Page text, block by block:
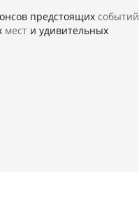
предстоящих событий
мест и удивительных